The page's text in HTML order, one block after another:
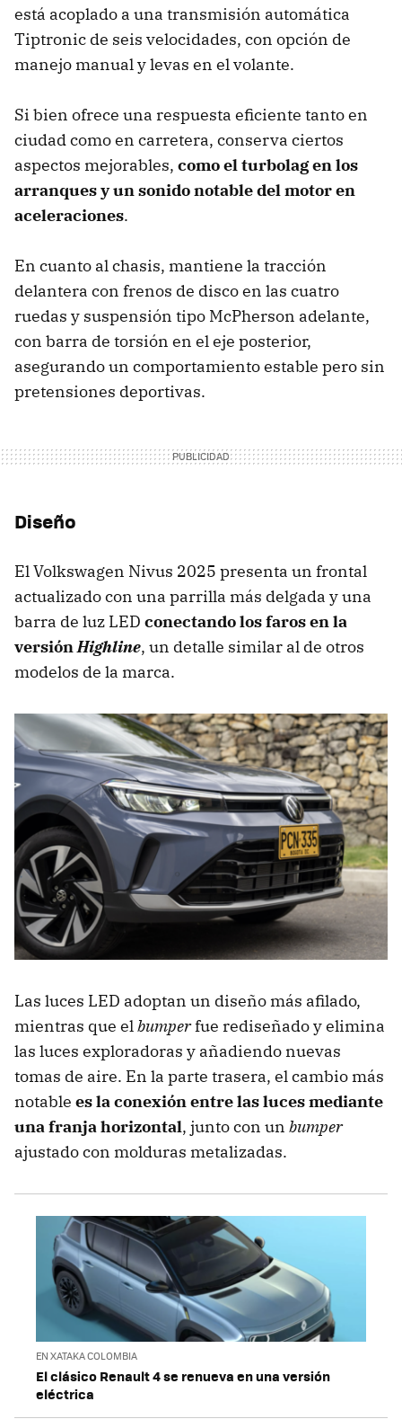
está acoplado a una transmisión automática
Tiptronic de seis velocidades, con opción de
manejo manual y levas en el volante.
Si bien ofrece una respuesta eficiente tanto en
ciudad como en carretera, conserva ciertos
aspectos mejorables, como el turbolag en los
arranques y un sonido notable del motor en
aceleraciones.
En cuanto al chasis, mantiene la tracción
delantera con frenos de disco en las cuatro
ruedas y suspensión tipo McPherson adelante,
con barra de torsión en el eje posterior,
asegurando un comportamiento estable pero sin
pretensiones deportivas.
Diseño
El Volkswagen Nivus 2025 presenta un frontal
actualizado con una parrilla más delgada y una
barra de luz LED conectando los faros en la
versiónHighline, un detalle similar al de otros
modelos de la marca.
Las luces LED adoptan un diseño más afilado,
mientras que el bumperfue rediseñado y elimina
las luces exploradoras y añadiendo nuevas
tomas de aire. En la parte trasera, el cambio más
notable es la conexión entre las luces mediante
una franja horizontal, junto con un bumper
ajustado con molduras metalizadas.
EN XATAKA COLOMBIA
El clásico Renault 4 se renueva en una versión
eléctrica